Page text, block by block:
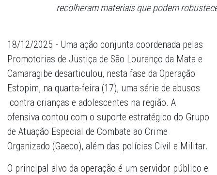
recolheram materiais que podem
18/12/2025 - Uma ação conjunta coordenada pelas
Promotorias de Justiça de São Lourenço da Mata e
Camaragibe desarticulou, nesta fase da Operação
Estopim, na quarta-feira (17), uma série de abusos
contra crianças e adolescentes na região. A
ofensiva contou com o suporte estratégico do Grupo
de Atuação Especial de Combate ao Crime
Organizado (Gaeco), além das polícias Civil e Militar.
O principal alvo da operação é um servidor público e